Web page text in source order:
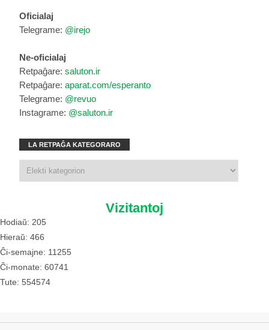
Oficialaj
Telegrame: @irejo
Ne-oficialaj
Retpaĝare: saluton.ir
Retpaĝare: aparat.com/esperanto
Telegrame: @revuo
Instagrame: @saluton.ir
LA RETPAĜA KATEGORARO
Vizitantoj
Hodiaŭ: 205
Hieraŭ: 466
Ĉi-semajne: 11255
Ĉi-monate: 60741
Tute: 554574